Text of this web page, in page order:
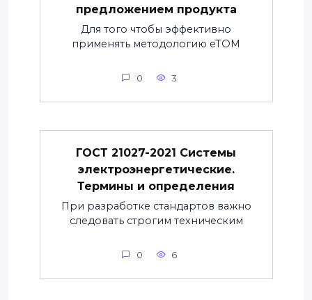
предложением продукта
Для того чтобы эффективно
применять методологию eTOM
0 3
ГОСТ 21027-2021 Системы
электроэнергетические.
Термины и определения
При разработке стандартов важно
следовать строгим техническим
0 6